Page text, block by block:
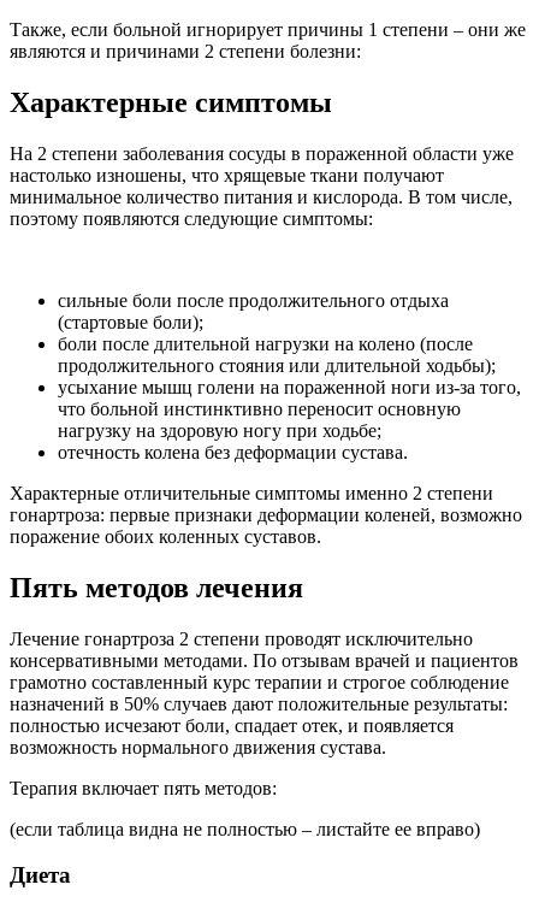
Также, если больной игнорирует причины 1 степени – они же
являются и причинами 2 степени болезни:
Характерные симптомы
На 2 степени заболевания сосуды в пораженной области уже
настолько изношены, что хрящевые ткани получают
минимальное количество питания и кислорода. В том числе,
поэтому появляются следующие симптомы:
сильные боли после продолжительного отдыха
(стартовые боли);
боли после длительной нагрузки на колено (после
продолжительного стояния или длительной ходьбы);
усыхание мышц голени на пораженной ноги из-за того,
что больной инстинктивно переносит основную
нагрузку на здоровую ногу при ходьбе;
отечность колена без деформации сустава.
Характерные отличительные симптомы именно 2 степени
гонартроза: первые признаки деформации коленей, возможно
поражение обоих коленных суставов.
Пять методов лечения
Лечение гонартроза 2 степени проводят исключительно
консервативными методами. По отзывам врачей и пациентов
грамотно составленный курс терапии и строгое соблюдение
назначений в 50% случаев дают положительные результаты:
полностью исчезают боли, спадает отек, и появляется
возможность нормального движения сустава.
Терапия включает пять методов:
(если таблица видна не полностью – листайте ее вправо)
Диета